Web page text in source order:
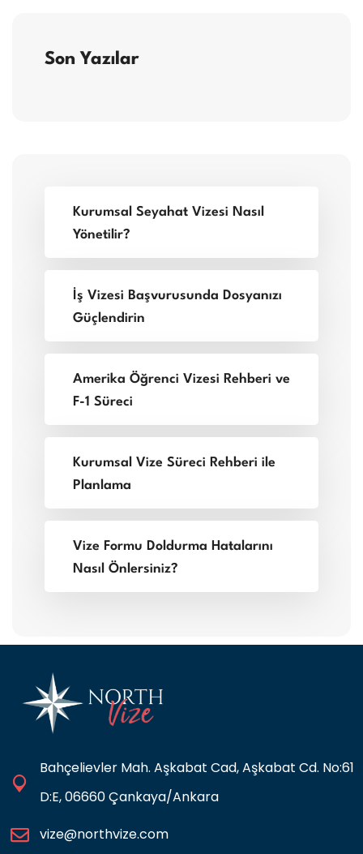
Son Yazılar
Kurumsal Seyahat Vizesi Nasıl
Yönetilir?
İş Vizesi Başvurusunda Dosyanızı
Güçlendirin
Amerika Öğrenci Vizesi Rehberi ve
F-1 Süreci
Kurumsal Vize Süreci Rehberi ile
Planlama
Vize Formu Doldurma Hatalarını
Nasıl Önlersiniz?
Bahçelievler Mah. Aşkabat Cad, Aşkabat Cd. No:61
D:E, 06660 Çankaya/Ankara
vize@northvize.com